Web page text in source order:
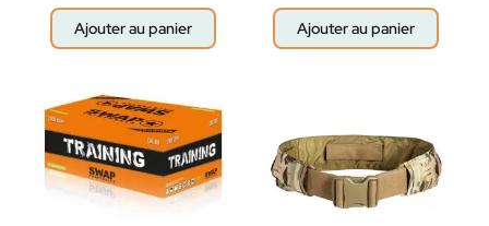
Ajouter au panier Ajouter au panier